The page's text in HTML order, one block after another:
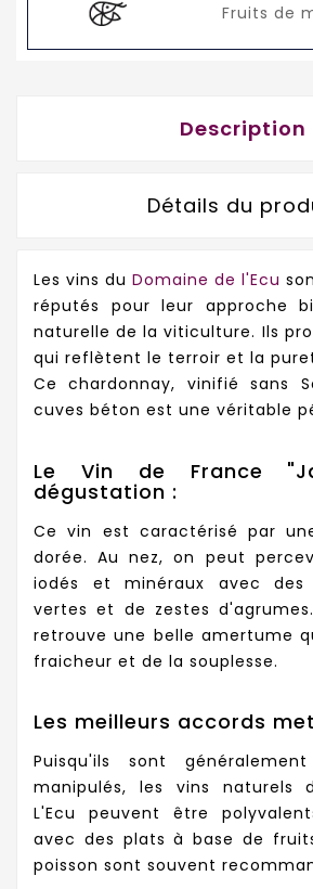
Fruits de
Description
Détails du
Les vins du Domaine de l'Ecu
réputés pour leur approche
naturelle de la viticulture. Ils
qui reflètent le terroir et la
Ce chardonnay, vinifié sans
cuves béton est une véritable
Le Vin de France
dégustation :
Ce vin est caractérisé par
dorée. Au nez, on peut
iodés et minéraux avec des
vertes et de zestes
retrouve une belle amertume
fraicheur et de la souplesse.
Les meilleurs accords
Puisqu'ils sont
manipulés, les vins naturels
L'Ecu peuvent être
avec des plats à base de
poisson sont souvent